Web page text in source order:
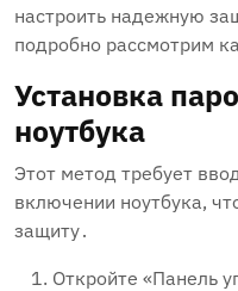
настроить надежную
подробно рассмотрим
Установка
ноутбука
Этот метод требует
включении ноутбука‚
защиту․
Откройте «Панель